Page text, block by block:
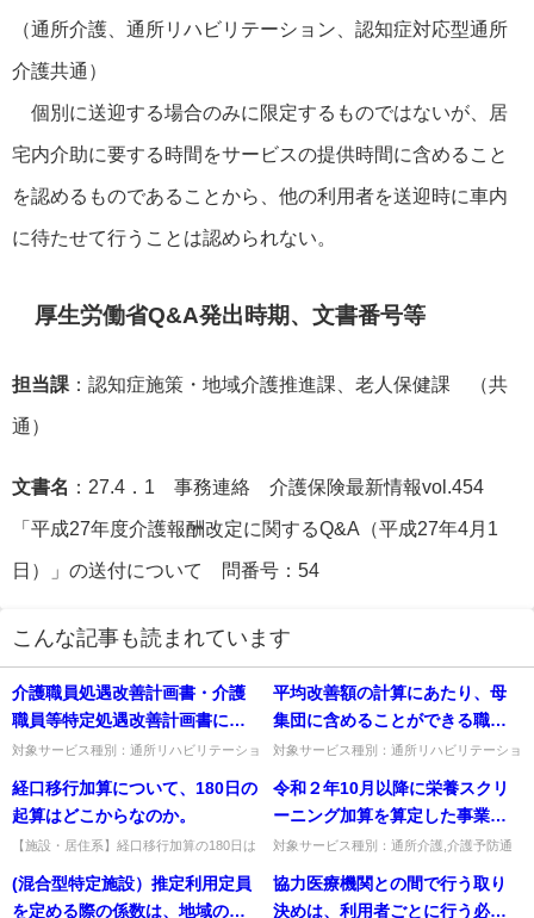
（通所介護、通所リハビリテーション、認知症対応型通所
介護共通）
個別に送迎する場合のみに限定するものではないが、居
宅内介助に要する時間をサービスの提供時間に含めること
を認めるものであることから、他の利用者を送迎時に車内
に待たせて行うことは認められない。
厚生労働省Q&A発出時期、文書番号等
担当課 ：認知症施策・地域介護推進課、老人保健課 （共
通）
文書名 ：27.4．1 事務連絡 介護保険最新情報vol.454
「平成27年度介護報酬改定に関するQ&A（平成27年4月1
日）」の送付について 問番号：54
こんな記事も読まれています
介護職員処遇改善計画書・介護
職員等特定処遇改善計画書にお
いて、様式２－１の「(3)賃金改
善を行う賃金項目及び方法」の
算」と「ロ介護職員等特定処遇
改善加算」の「具体的な取組内
容」で、記載が求められる
「（上記取組の開始時期）」
対象サービス種別：通所リハビリテーショ
応型通所介護,短期入所生活介護,短期入所
療養介護,訪問介護,...
平均改善額の計算にあたり、母
集団に含めることができる職員
の範囲はどこまでか。
対象サービス種別：通所リハビリテーショ
応型通所介護,短期入所生活介護,短期入所
療養介護,訪問介護,...
経口移行加算について、180日の
起算はどこからなのか。
【施設・居住系】経口移行加算の180日は
を得た日から起算（施行前の計画は10月1
日起算）。出典：平成1...
令和２年10月以降に栄養スクリ
ーニング加算を算定した事業所
において、令和３年４月に口
腔・栄養スクリーニング加算を
算定できるか。
対象サービス種別：通所介護,介護予防通
ション,介護予防特定施設入居者生活介護,
特定施設入居者生活介護,...
(混合型特定施設）推定利用定員
を定める際の係数は、地域の実
協力医療機関との間で行う取り
決めは、利用者ごとに行う必要